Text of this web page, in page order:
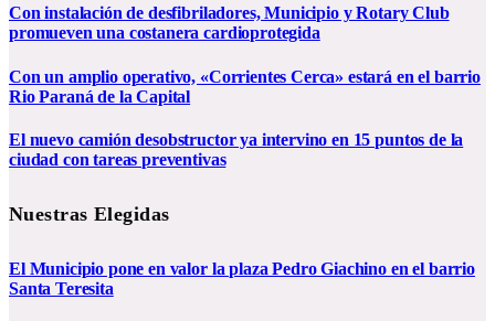
Con instalación de desfibriladores, Municipio y Rotary Club
promueven una costanera cardioprotegida
Con un amplio operativo, «Corrientes Cerca» estará en el barrio
Rio Paraná de la Capital
El nuevo camión desobstructor ya intervino en 15 puntos de la
ciudad con tareas preventivas
Nuestras Elegidas
El Municipio pone en valor la plaza Pedro Giachino en el barrio
Santa Teresita